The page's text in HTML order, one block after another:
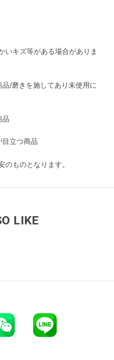
キズ等がある場合がありま
磨きを施してあり未使用に
立つ商品
のものとなります。
LIKE